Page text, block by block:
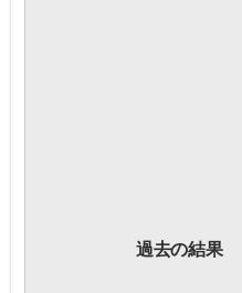
過去の結果